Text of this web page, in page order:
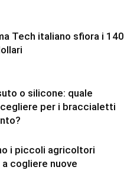
Tech italiano sfiora i 140
o silicone: quale
per i braccialetti
i piccoli agricoltori
cogliere nuove